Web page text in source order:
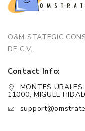
O&M STATEGIC
DE C.V..
Contact Info:
MONTES URALES
11000, MIGUEL